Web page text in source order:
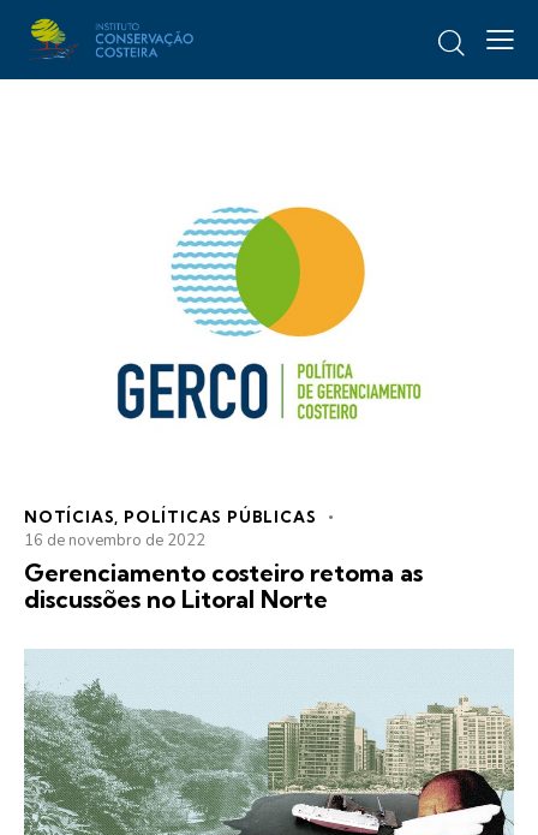
NOTÍCIAS POLÍTICAS PÚBLICAS
16 de novembro de 2022
Gerenciamento costeiro retoma as
discussões no Litoral Norte